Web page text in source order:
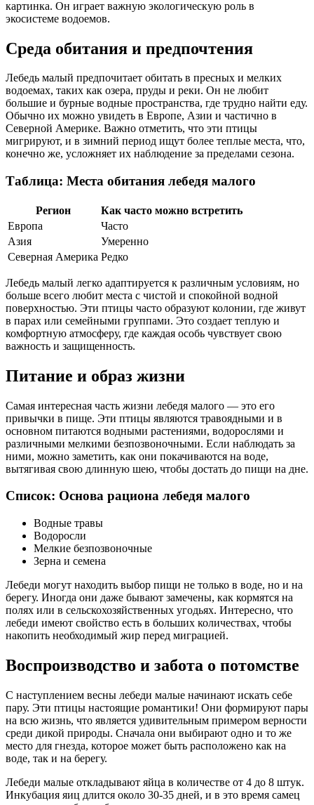
картинка. Он играет важную экологическую роль в
экосистеме водоемов.
Среда обитания и предпочтения
Лебедь малый предпочитает обитать в пресных и мелких
водоемах, таких как озера, пруды и реки. Он не любит
большие и бурные водные пространства, где трудно найти еду.
Обычно их можно увидеть в Европе, Азии и частично в
Северной Америке. Важно отметить, что эти птицы
мигрируют, и в зимний период ищут более теплые места, что,
конечно же, усложняет их наблюдение за пределами сезона.
Таблица: Места обитания лебедя малого
Регион
Как часто можно встретить
Европа
Часто
Азия
Умеренно
Северная Америка Редко
Лебедь малый легко адаптируется к различным условиям, но
больше всего любит места с чистой и спокойной водной
поверхностью. Эти птицы часто образуют колонии, где живут
в парах или семейными группами. Это создает теплую и
комфортную атмосферу, где каждая особь чувствует свою
важность и защищенность.
Питание и образ жизни
Самая интересная часть жизни лебедя малого — это его
привычки в пище. Эти птицы являются травоядными и в
основном питаются водными растениями, водорослями и
различными мелкими безпозвоночными. Если наблюдать за
ними, можно заметить, как они покачиваются на воде,
вытягивая свою длинную шею, чтобы достать до пищи на дне.
Список: Основа рациона лебедя малого
Водные травы
Водоросли
Мелкие безпозвоночные
Зерна и семена
Лебеди могут находить выбор пищи не только в воде, но и на
берегу. Иногда они даже бывают замечены, как кормятся на
полях или в сельскохозяйственных угодьях. Интересно, что
лебеди имеют свойство есть в больших количествах, чтобы
накопить необходимый жир перед миграцией.
Воспроизводство и забота о потомстве
С наступлением весны лебеди малые начинают искать себе
пару. Эти птицы настоящие романтики! Они формируют пары
на всю жизнь, что является удивительным примером верности
среди дикой природы. Сначала они выбирают одно и то же
место для гнезда, которое может быть расположено как на
воде, так и на берегу.
Лебеди малые откладывают яйца в количестве от 4 до 8 штук.
Инкубация яиц длится около 30-35 дней, и в это время самец